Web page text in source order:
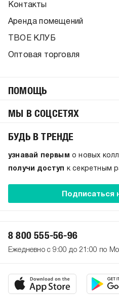
Контакты
Аренда помещений
ТВОЕ КЛУБ
Оптовая торговля
ПОМОЩЬ
МЫ В СОЦСЕТЯХ
БУДЬ В ТРЕНДЕ
узнавай первым о новых
получи доступ к секретным
Подписаться
8 800 555-56-96
Ежедневно с 9:00 до 21:00 по